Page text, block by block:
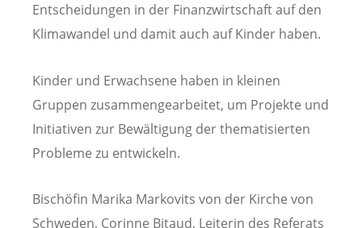
Entscheidungen in der Finanzwirtschaft auf den
Klimawandel und damit auch auf Kinder haben.
Kinder und Erwachsene haben in kleinen
Gruppen zusammengearbeitet, um Projekte und
Initiativen zur Bewältigung der thematisierten
Probleme zu entwickeln.
Bischöfin Marika Markovits von der Kirche von
Schweden, Corinne Bitaud, Leiterin des Referats